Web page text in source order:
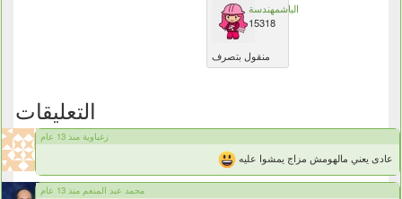
الباشمهندسة
15318
منقول بتصرف
التعليقات
زغباوية منذ 13 عام
عادى يعني مالهومش مزاج يمشوا عليه
محمد عبد المنعم منذ 13 عام